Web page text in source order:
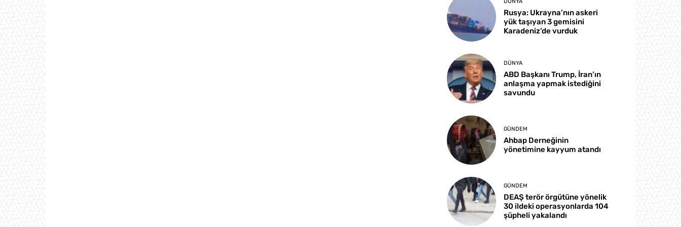
DÜNYA
Rusya: Ukrayna’nın askeri
yük taşıyan 3 gemisini
Karadeniz’de vurduk
DÜNYA
ABD Başkanı Trump, İran’ın
anlaşma yapmak istediğini
savundu
GÜNDEM
Ahbap Derneğinin
yönetimine kayyum atandı
GÜNDEM
DEAŞ terör örgütüne yönelik
30 ildeki operasyonlarda 104
şüpheli yakalandı